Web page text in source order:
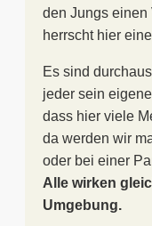
den Jungs einen
herrscht hier
Es sind
jeder sein
dass hier viele
da werden wir
oder bei einer
Alle wirken
Umgebung.